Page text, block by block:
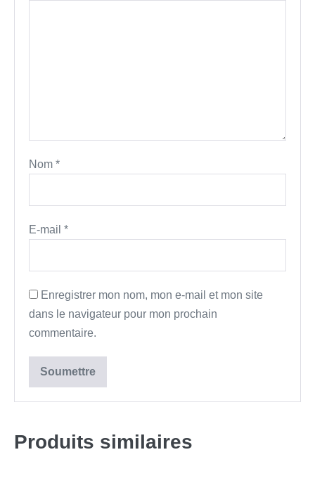
Nom *
E-mail *
Enregistrer mon nom, mon e-mail et mon site
dans le navigateur pour mon prochain
commentaire.
Produits similaires